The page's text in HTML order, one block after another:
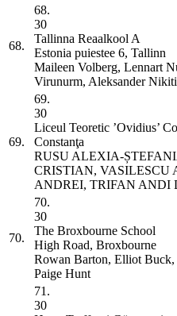
68.
68.
30
Tallinna Reaalkool A
Estonia puiestee 6, Tallinn
Maileen Volberg, Lennart
Virunurm, Aleksander
69.
69.
30
Liceul Teoretic ’Ovidius’
Constanţa
RUSU ALEXIA-
CRISTIAN,
ANDREI, TRIFAN ANDI
70.
70.
30
The Broxbourne School
High Road, Broxbourne
Rowan Barton, Elliot Buck,
Paige Hunt
71.
30